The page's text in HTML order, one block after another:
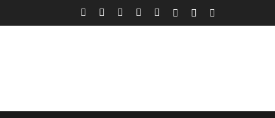
Facebook YouTubeInstagram
RSS Kayıt OlRastgele Makale